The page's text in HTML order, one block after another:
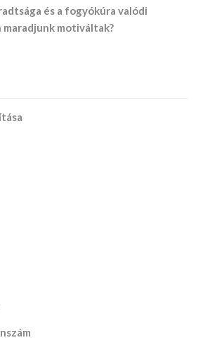
és a fogyókúra valódi
maradjunk motiváltak?